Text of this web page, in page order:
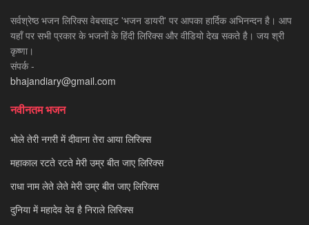
सर्वश्रेष्ठ भजन लिरिक्स वेबसाइट 'भजन डायरी' पर आपका हार्दिक अभिनन्दन है। आप
यहाँ पर सभी प्रकार के भजनों के हिंदी लिरिक्स और वीडियो देख सकते है। जय श्री
कृष्णा।
संपर्क -
bhajandiary@gmail.com
नवीनतम भजन
भोले तेरी नगरी में दीवाना तेरा आया लिरिक्स
महाकाल रटते रटते मेरी उम्र बीत जाए लिरिक्स
राधा नाम लेते लेते मेरी उम्र बीत जाए लिरिक्स
दुनिया में महादेव देव है निराले लिरिक्स